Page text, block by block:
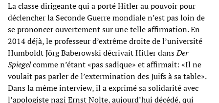
La classe dirigeante qui a porté Hitler au pouvoir pour
déclencher la Seconde Guerre mondiale n’est pas loin de
se prononcer ouvertement sur une telle affirmation. En
2014 déjà, le professeur d’extrême droite de l’université
Humboldt Jörg Baberowski décrivait Hitler dansDer
Spiegelcomme n’étant «pas sadique» et affirmait: «Il ne
voulait pas parler de l’extermination des Juifs à sa table».
Dans la même interview, il a exprimé sa solidarité avec
l’apologiste nazi Ernst Nolte, aujourd’hui décédé, qui